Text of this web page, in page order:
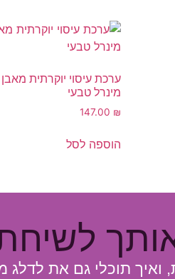
ערכת עיסוי יוקרתית מאבן
מינרל טבעי
147.00 ₪
הוספה לסל
לשיחת
תוכלי גם את לדלג